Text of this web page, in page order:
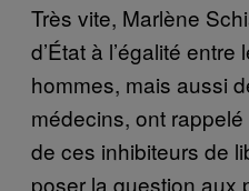
Très vite, Marlène
d’État à l’égalité
hommes, mais aussi
médecins, ont
de ces inhibiteurs de
poser la question aux